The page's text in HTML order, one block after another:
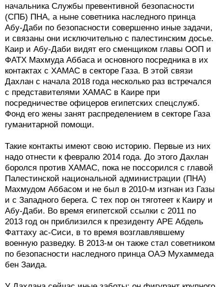
начальника Службы превентивной безопасности
(СПБ) ПНА, а ныне советника наследного принца
Абу-Даби по безопасности совершенно иные задачи,
и связаны они исключительно с палестинским досье.
Каир и Абу-Даби видят его сменщиком главы ООП и
ФАТХ Махмуда Аббаса и основного посредника в их
контактах с ХАМАС в секторе Газа. В этой связи
Дахлан с начала 2018 года несколько раз встречался
с представителями ХАМАС в Каире при
посредничестве офицеров египетских спецслужб.
Фонд его жены занят распределением в секторе Газа
гуманитарной помощи.
Такие контакты имеют свою историю. Первые из них
надо отнести к февралю 2014 года. До этого Дахлан
боролся против ХАМАС, пока не поссорился с главой
Палестинской национальной администрации (ПНА)
Махмудом Аббасом и не был в 2010-м изгнан из Газы
и с Западного берега. С тех пор он тяготеет к Каиру и
Абу-Даби. Во время египетской ссылки с 2011 по
2013 год он приблизился к президенту АРЕ Абдель
Фаттаху ас-Сиси, в то время возглавлявшему
военную разведку. В 2013-м он также стал советником
по безопасности наследного принца ОАЭ Мухаммеда
бен Заида.